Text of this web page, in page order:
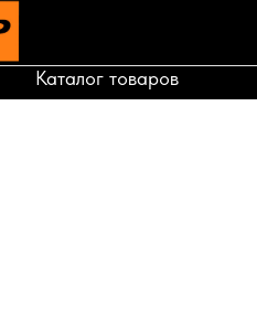
Каталог товаров